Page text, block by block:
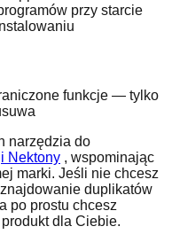
przy starcie
funkcje — tylko
narzędzia do
Nektony , wspominając
marki. Jeśli nie chcesz
duplikatów
po prostu chcesz
dla Ciebie.